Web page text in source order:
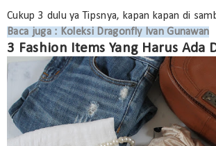
Cukup 3 dulu ya Tipsnya, kapan kapan di
Baca juga : Koleksi Dragonfly Ivan Gunawan
3 Fashion Items Yang Harus Ada